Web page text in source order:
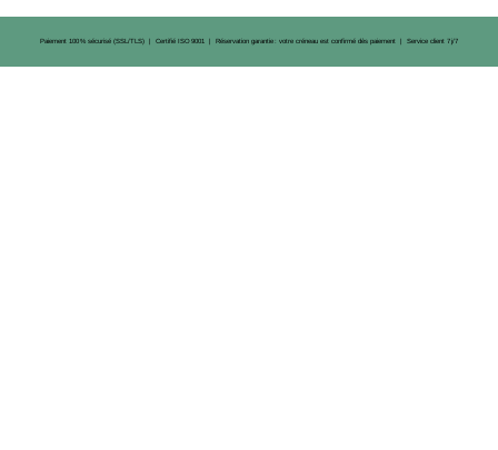
Paiement 100 % sécurisé (SSL/TLS) | Certifié ISO 9001 | Réservation garantie : votre créneau est confirmé dès paiement | Service client 7 j/7